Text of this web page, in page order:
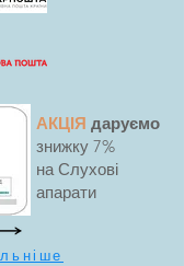
АКЦІЯ даруємо
знижку 7%
на Слухові
апарати